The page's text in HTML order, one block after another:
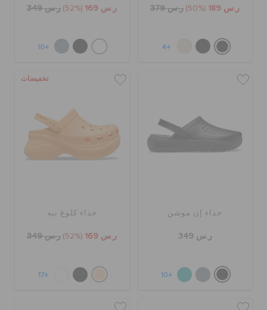
ر.س 189 (50%) ر.س 379
+4
ر.س 169 (52%) ر.س 349
+10
حذاء إن موشن
ر.س 349
+10
تخفيضات
حذاء كلوغ بيه
ر.س 169 (52%) ر.س 349
+17